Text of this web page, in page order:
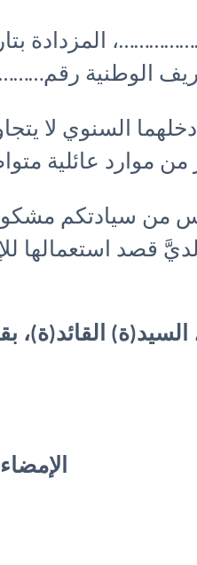
المزدادة
الوطنية
دخلهما السنوي
من موارد عائلية
من سيادتكم
قصد استعمالها
السيد(ة) القائد(ة)،